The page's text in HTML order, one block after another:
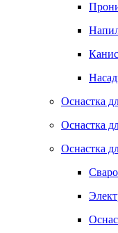
Оснастка
Оснастка
Оснастка